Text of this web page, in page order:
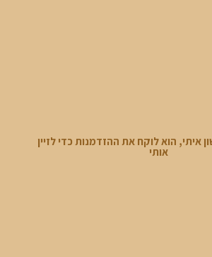
איתי, הוא לוקח את ההזדמנות כדי לזיין
אותי